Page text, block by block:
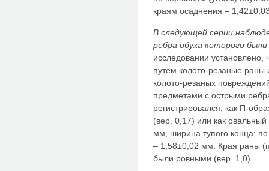
краям осаднения –
В следующей серии
ребра обуха которого
исследовании
путем колото-резаные раны
колото-резаных
предметами с острыми
регистрировался, как П-
(вер. 0,17) или как
мм, ширина тупого конца:
– 1,58±0,02 мм. Края раны
были ровными (вер. 1,0).